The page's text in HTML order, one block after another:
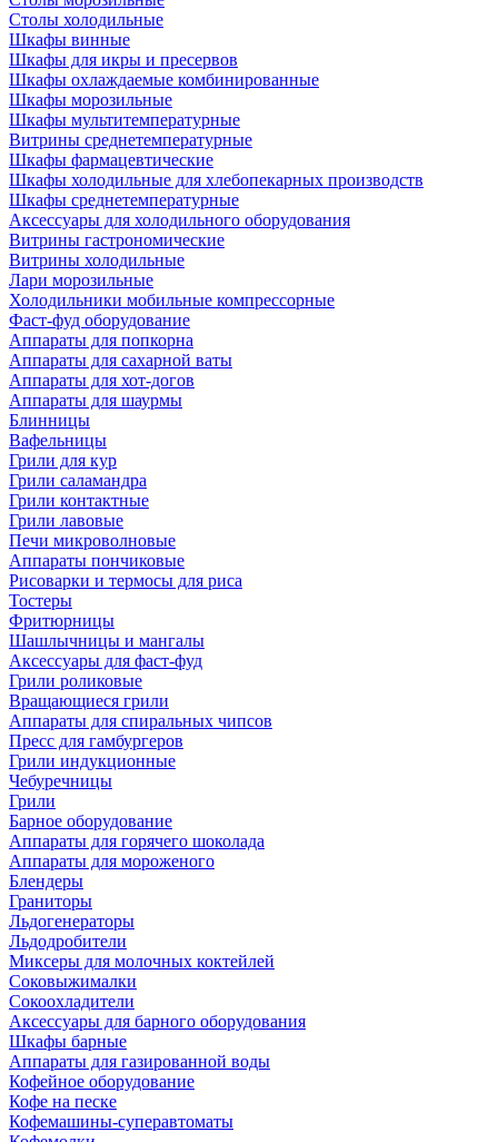
Столы холодильные
Шкафы винные
Шкафы для икры и пресервов
Шкафы охлаждаемые комбинированные
Шкафы морозильные
Шкафы мультитемпературные
Витрины среднетемпературные
Шкафы фармацевтические
Шкафы холодильные для хлебопекарных производств
Шкафы среднетемпературные
Аксессуары для холодильного оборудования
Витрины гастрономические
Витрины холодильные
Лари морозильные
Холодильники мобильные компрессорные
Фаст-фуд оборудование
Аппараты для попкорна
Аппараты для сахарной ваты
Аппараты для хот-догов
Аппараты для шаурмы
Блинницы
Вафельницы
Грили для кур
Грили саламандра
Грили контактные
Грили лавовые
Печи микроволновые
Аппараты пончиковые
Рисоварки и термосы для риса
Тостеры
Фритюрницы
Шашлычницы и мангалы
Аксессуары для фаст-фуд
Грили роликовые
Вращающиеся грили
Аппараты для спиральных чипсов
Пресс для гамбургеров
Грили индукционные
Чебуречницы
Грили
Барное оборудование
Аппараты для горячего шоколада
Аппараты для мороженого
Блендеры
Граниторы
Льдогенераторы
Льдодробители
Миксеры для молочных коктейлей
Соковыжималки
Сокоохладители
Аксессуары для барного оборудования
Шкафы барные
Аппараты для газированной воды
Кофейное оборудование
Кофе на песке
Кофемашины-суперавтоматы